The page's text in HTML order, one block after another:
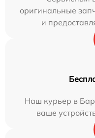
оригинальные
и
Наш курьер в
ваше